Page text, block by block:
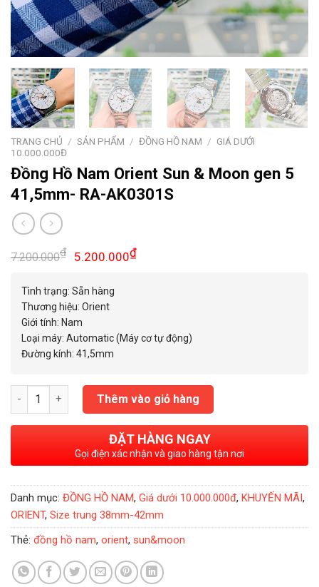
TRANG CHỦ / SẢN PHẨM / ĐỒNG HỒ NAM / GIÁ DƯỚI
10.000.000Đ
Đồng Hồ Nam Orient Sun & Moon gen 5
41,5mm- RA-AK0301S
7.200.000₫
Giá
là:
7.200.000₫.
5.200.000₫Giá
Tình trạng: Sẵn hàng
Thương hiệu: Orient
Giới tính: Nam
Loại máy: Automatic (Máy cơ tự động)
Đường kính: 41,5mm
Đồng Hồ Nam Orient Sun & Moon gen 5 41,5mm- RA-AK0301S
Thêm vào giỏ hàng
ĐẶT HÀNG NGAY
Gọi điện xác nhận và giao hàng tận nơi
Danh mục: ĐỒNG HỒ NAM, Giá dưới 10.000.000đ, KHUYẾN MÃI,
ORIENT, Size trung 38mm-42mm
Thẻ: đồng hồ nam, orient, sun&moon